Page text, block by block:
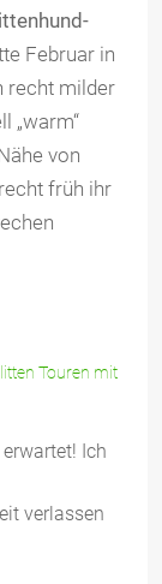
Februar in
recht milder
„warm“
von
früh ihr
Touren mit
Ich
verlassen